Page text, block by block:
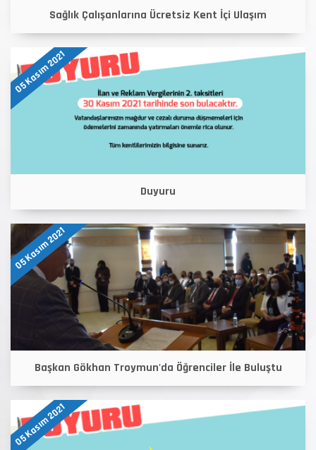
Sağlık Çalışanlarına Ücretsiz Kent İçi Ulaşım
05 Kasım 2021
Duyuru
05 Kasım 2021
Başkan Gökhan Troymun'da Öğrenciler İle Buluştu
05 Kasım 2021